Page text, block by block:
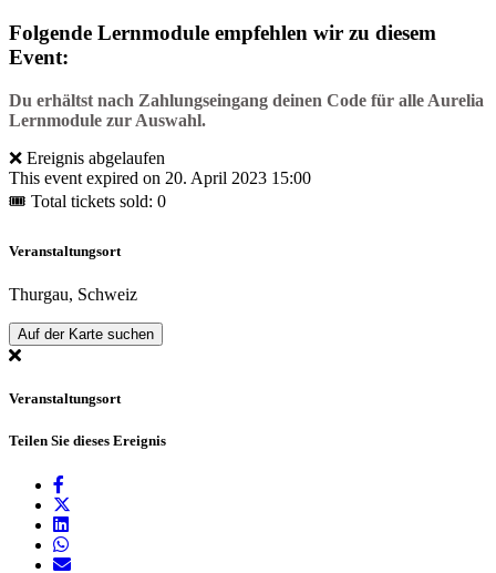
Folgende Lernmodule empfehlen wir zu diesem
Event:
Du erhältst nach Zahlungseingang deinen Code für alle Aurelia
Lernmodule zur Auswahl.
❌ Ereignis abgelaufen
This event expired on 20. April 2023 15:00
🎟 Total tickets sold: 0
Veranstaltungsort
Thurgau, Schweiz
Auf der Karte suchen
Veranstaltungsort
Teilen Sie dieses Ereignis